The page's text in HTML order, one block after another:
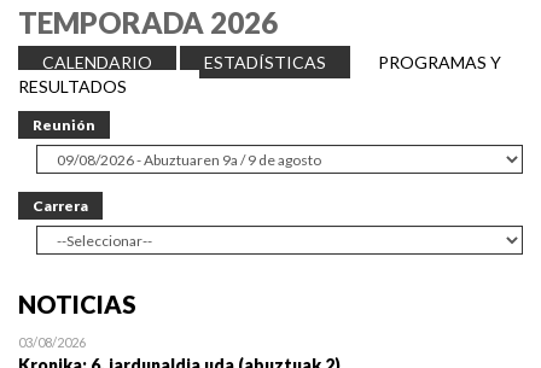
TEMPORADA 2026
CALENDARIO ESTADÍSTICAS
PROGRAMAS Y
RESULTADOS
Reunión
Carrera
NOTICIAS
03/08/2026